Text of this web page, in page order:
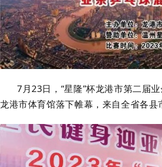
7月23日，“星隆”杯龙港市第二届
龙港市体育馆落下帷幕，来自全省各县